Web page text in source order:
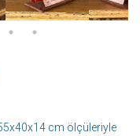
cm ölçüleriyle